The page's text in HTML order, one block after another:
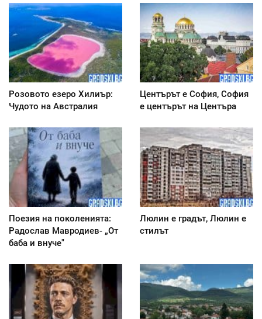
Розовото езеро Хилиър:
Чудото на Австралия
Центърът е София, София
е центърът на Центъра
Поезия на поколенията:
Радослав Мавродиев- „От
баба и внуче"
Люлин е градът, Люлин е
стилът